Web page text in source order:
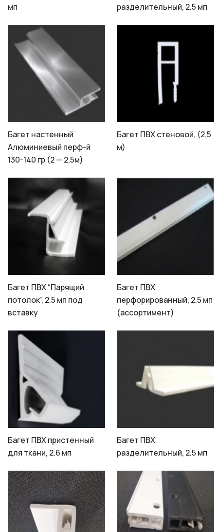
мп
разделительный, 2.5 мп
Багет настенный
Алюминиевый перф-й
130-140 гр (2 — 2,5м)
Багет ПВХ стеновой, (2,5
м)
Багет ПВХ “Парящий
потолок”, 2.5 мп под
вставку
Багет ПВХ
перфорированный, 2.5 мп
(ассортимент)
Багет ПВХ пристенный
для ткани, 2.6 мп
Багет ПВХ
разделительный, 2.5 мп